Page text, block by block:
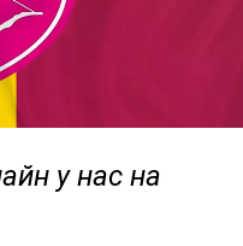
у нас на